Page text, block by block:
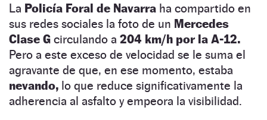
La Policía Foral de Navarra ha compartido en
sus redes sociales la foto de un Mercedes
Clase G circulando a 204 km/h por la A-12.
Pero a este exceso de velocidad se le suma el
agravante de que, en ese momento, estaba
nevando, lo que reduce significativamente la
adherencia al asfalto y empeora la visibilidad.